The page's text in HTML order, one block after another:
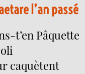
l’an passé
t’en Pâquette
caquètent